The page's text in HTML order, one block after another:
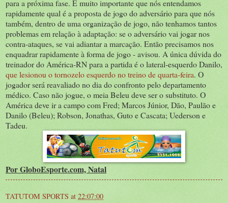
para a próxima fase. É muito importante que nós entendamos
rapidamente qual é a proposta de jogo do adversário para que nós
também, dentro de uma organização de jogo, não tenhamos tantos
problemas em relação à adaptação: se o adversário vai jogar nos
contra-ataques, se vai adiantar a marcação. Então precisamos nos
enquadrar rapidamente à forma de jogo - avisou. A única dúvida do
treinador do América-RN para a partida é o lateral-esquerdo Danilo,
que lesionou o tornozelo esquerdo no treino de quarta-feira. O
jogador será reavaliado no dia do confronto pelo departamento
médico. Caso não jogue, o meia Beleu deve ser o substituto. O
América deve ir a campo com Fred; Marcos Júnior, Dão, Paulão e
Danilo (Beleu); Robson, Jonathas, Guto e Cascata; Uederson e
Tadeu.
Por GloboEsporte.com, Natal
TATUTOM SPORTS at 22:07:00